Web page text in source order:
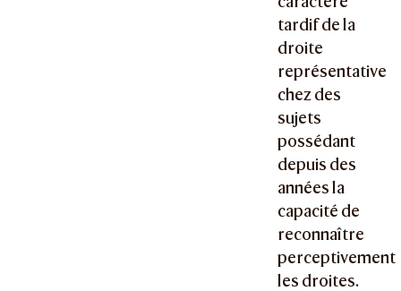
tardif de la
droite
représentative
chez des
sujets
possédant
depuis des
années la
capacité de
reconnaître
perceptivement
les droites.